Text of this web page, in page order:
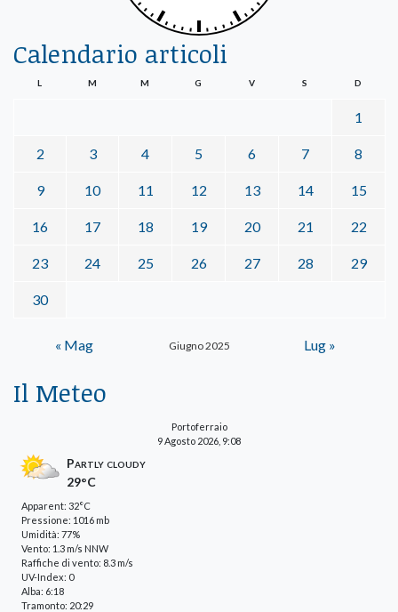
Calendario articoli
Giugno 2025
L M M G V S D
1
2 3 4 5 6 7 8
9 10 11 12 13 14 15
16 17 18 19 20 21 22
23 24 25 26 27 28 29
30
« Mag Lug »
Il Meteo
Portoferraio
9 Agosto 2026, 9:08
Partly cloudy
29°C
Apparent: 32°C
Pressione: 1016 mb
Umidità: 77%
Vento: 1.3 m/s NNW
Raffiche di vento: 8.3 m/s
UV-Index: 0
Alba: 6:18
Tramonto: 20:29